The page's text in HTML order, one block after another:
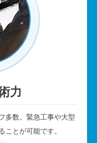
力
多数。緊急工事や大型
ことが可能です。